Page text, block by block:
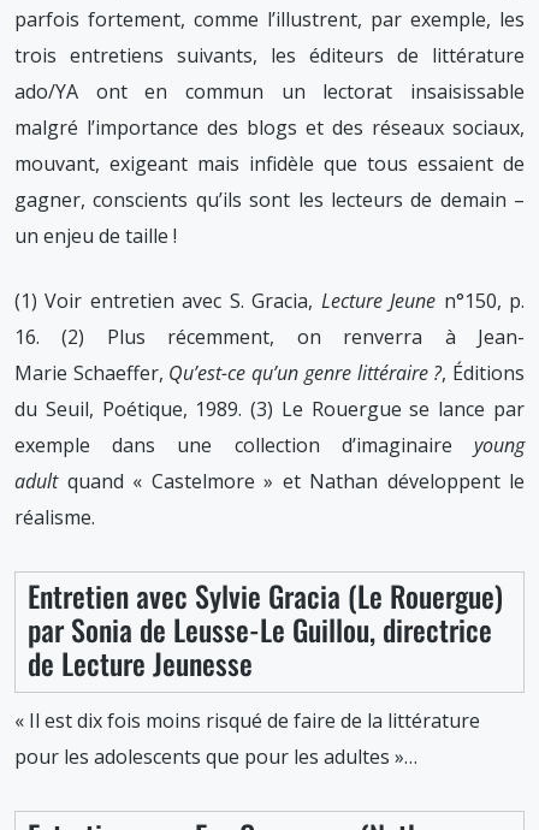
parfois fortement, comme l’illustrent, par exemple, les
trois entretiens suivants, les éditeurs de littérature
ado/YA ont en commun un lectorat insaisissable
malgré l’importance des blogs et des réseaux sociaux,
mouvant, exigeant mais infidèle que tous essaient de
gagner, conscients qu’ils sont les lecteurs de demain –
un enjeu de taille !
(1) Voir entretien avec S. Gracia, Lecture Jeune n°150, p.
16. (2) Plus récemment, on renverra à Jean-
Marie Schaeffer, Qu’est-ce qu’un genre littéraire ?, Éditions
du Seuil, Poétique, 1989. (3) Le Rouergue se lance par
exemple dans une collection d’imaginaire young
adultquand « Castelmore » et Nathan développent le
réalisme.
Entretien avec Sylvie Gracia (Le Rouergue)
par Sonia de Leusse-Le Guillou, directrice
de Lecture Jeunesse
« Il est dix fois moins risqué de faire de la littérature
pour les adolescents que pour les adultes »…